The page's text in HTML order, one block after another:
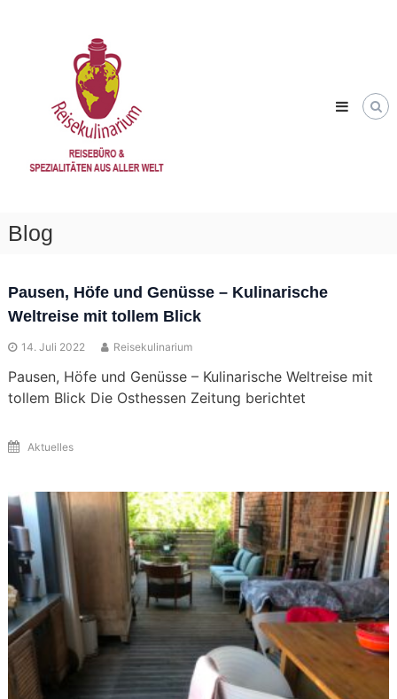
Blog
Blog
Pausen, Höfe und Genüsse – Kulinarische
Weltreise mit tollem Blick
14. Juli 2022 Reisekulinarium
Pausen, Höfe und Genüsse – Kulinarische Weltreise mit
tollem Blick Die Osthessen Zeitung berichtet
Aktuelles